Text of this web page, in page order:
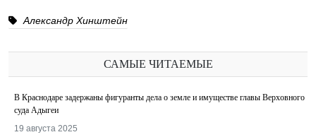
Александр Хинштейн
САМЫЕ ЧИТАЕМЫЕ
В Краснодаре задержаны фигуранты дела о земле и имуществе главы Верховного
суда Адыгеи
19 августа 2025